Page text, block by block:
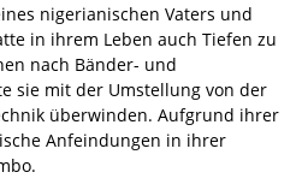
nigerianischen Vaters und
in ihrem Leben auch Tiefen zu
nach Bänder- und
sie mit der Umstellung von der
überwinden. Aufgrund ihrer
Anfeindungen in ihrer